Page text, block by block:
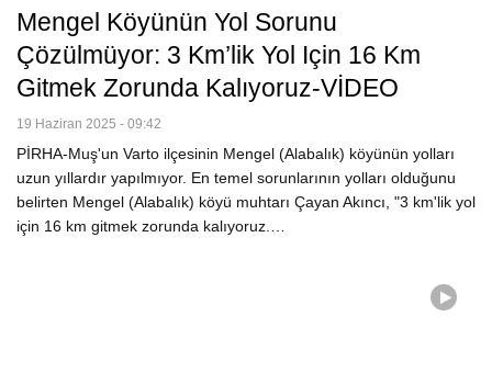
Mengel Köyünün Yol Sorunu
Çözülmüyor: 3 Km’lik Yol Için 16 Km
Gitmek Zorunda Kalıyoruz-VİDEO
19 Haziran 2025 - 09:42
PİRHA-Muş'un Varto ilçesinin Mengel (Alabalık) köyünün yolları
uzun yıllardır yapılmıyor. En temel sorunlarının yolları olduğunu
belirten Mengel (Alabalık) köyü muhtarı Çayan Akıncı, "3 km'lik yol
için 16 km gitmek zorunda kalıyoruz.…